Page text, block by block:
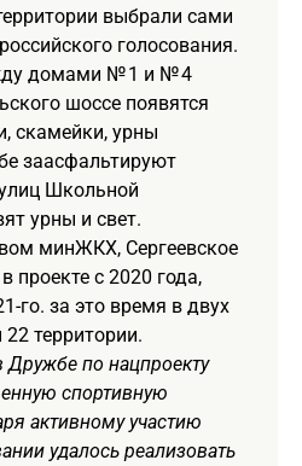
выбрали сами
голосования.
домами № 1 и № 4
шоссе появятся
скамейки, урны
заасфальтируют
Школьной
урны и свет.
минЖКХ, Сергеевское
проекте с 2020 года,
го. за это время в двух
территории.
по нацпроекту
спортивную
активному участию
удалось реализовать